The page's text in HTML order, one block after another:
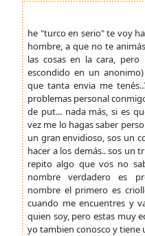
he "turco en serio" te voy
hombre, a que no te
las cosas en la cara,
escondido en un
que tanta envia me
problemas personal
de put... nada más, si es
vez me lo hagas saber
un gran envidioso, sos un
hacer a los demás.. sos un
repito algo que vos no
nombre verdadero es
nombre el primero es
cuando me encuentres y
quien soy, pero estas muy
yo tambien conosco y tiene